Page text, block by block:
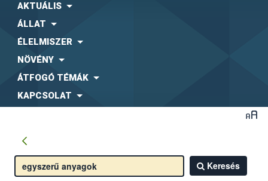
AKTUÁLIS
ÁLLAT
ÉLELMISZER
NÖVÉNY
ÁTFOGÓ TÉMÁK
KAPCSOLAT
Keresés